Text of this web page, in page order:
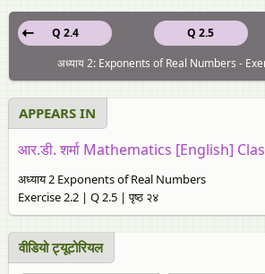
Q 2.5
Q 2.4
अध्याय 2: Exponents of Real Numbers -
APPEARS IN
आर.डी. शर्मा Mathematics [English]
अध्याय 2 Exponents of Real Numbers
Exercise 2.2 | Q 2.5 | पृष्ठ २४
वीडियो ट्यूटोरियल